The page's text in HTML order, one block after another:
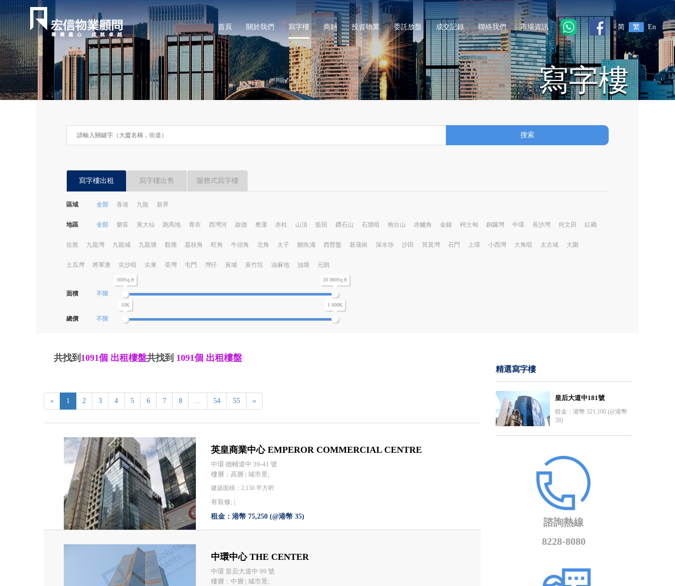
简 繁 En
首頁 關於我們 寫字樓 商鋪 投資物業 委託放盤 成交記錄 聯絡我們 市場資訊
寫字樓
搜索
寫字樓出租 寫字樓出售 服務式寫字樓
區域 全部 香港 九龍 新界
地區 全部 樂富 黃大仙 跑馬地 青衣 西灣河 啟德 奧運 赤柱 山頂 藍田 鑽石山 石塘咀 炮台山 赤鱲角 金鐘 柯士甸 銅鑼灣 中環 長沙灣 何文田 紅磡
佐敦 九龍灣 九龍城 九龍塘 觀塘 荔枝角 旺角 牛頭角 北角 太子 鰂魚涌 西營盤 新蒲崗 深水埗 沙田 筲箕灣 石門 上環 小西灣 大角咀 太古城 大圍
土瓜灣 將軍澳 尖沙咀 尖東 荃灣 屯門 灣仔 黃埔 黃竹坑 油麻地 油塘 元朗
面積 不限
500Sq.ft 20 000Sq.ft
總價 不限
10K 1 000K
共找到 1091個 出租樓盤共找到 1091個 出租樓盤
« 1 2 3 4 5 6 7 8 ... 54 55 »
英皇商業中心 EMPEROR COMMERCIAL CENTRE
中環 德輔道中 39-41 號
樓層：高層 | 城市景;
建築面積：2,150 平方呎
有裝修; |
租金：港幣 75,250 (@港幣 35)
中環中心 THE CENTER
中環 皇后大道中 99 號
樓層：中層 | 城市景;
精選寫字樓
皇后大道中181號
租金：港幣 321,100 (@港幣
38)
諮詢熱線
8228-8080